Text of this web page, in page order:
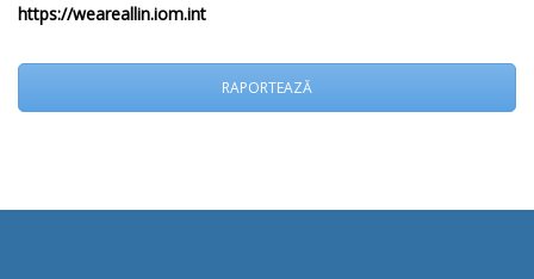
https://weareallin.iom.int
RAPORTEAZĂ